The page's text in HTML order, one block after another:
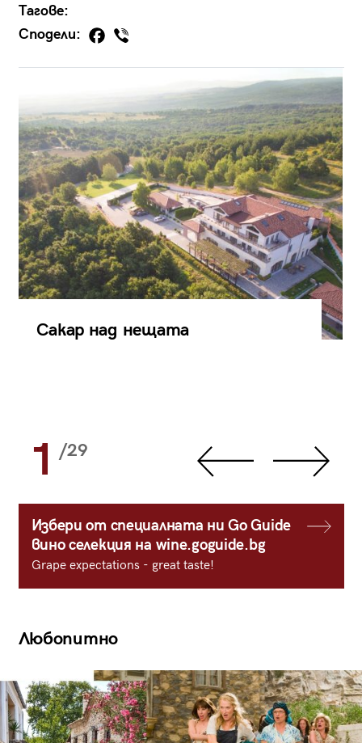
Тагове:
Сподели:
Сакар над нещата
1 /29
Избери от специалната ни Go Guide
вино селекция на wine.goguide.bg
Grape expectations - great taste!
Любопитно